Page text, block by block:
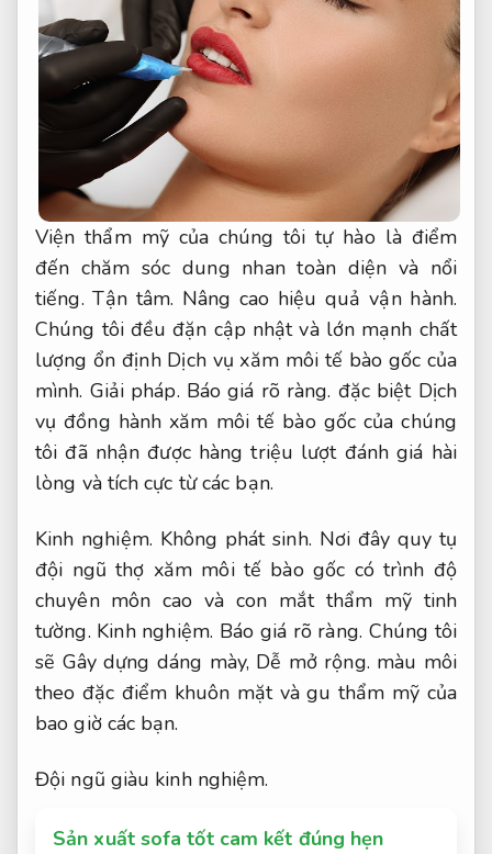
Viện thẩm mỹ của chúng tôi tự hào là điểm
đến chăm sóc dung nhan toàn diện và nổi
tiếng.Tận tâm. Nâng cao hiệu quả vận hành.
Chúng tôi đều đặn cập nhật và lớn mạnh chất
lượng ổn định Dịch vụ xăm môi tế bào gốc của
mình. Giải pháp. Báo giá rõ ràng. đặc biệt Dịch
vụ đồng hành xăm môi tế bào gốc của chúng
tôi đã nhận được hàng triệu lượt đánh giá hài
lòng và tích cực từ các bạn.
Kinh nghiệm. Không phát sinh. Nơi đây quy tụ
đội ngũ thợ xăm môi tế bào gốc có trình độ
chuyên môn cao và con mắt thẩm mỹ tinh
tường. Kinh nghiệm. Báo giá rõ ràng. Chúng tôi
sẽ Gây dựng dáng mày, Dễ mở rộng. màu môi
theo đặc điểm khuôn mặt và gu thẩm mỹ của
bao giờ các bạn.
Đội ngũ giàu kinh nghiệm.
Sản xuất sofa tốt cam kết đúng hẹn